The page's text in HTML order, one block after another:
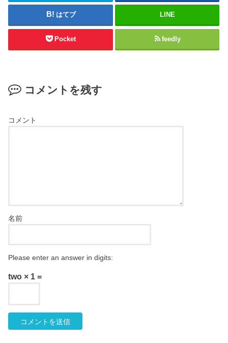
はてブ LINE
Pocket feedly
コメントを残す
コメント
名前
Please enter an answer in digits:
two × 1 =